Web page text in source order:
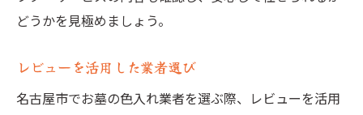
どうかを見極めましょう。
レビューを活用した業者選び
名古屋市でお墓の色入れ業者を選ぶ際、レビューを活用